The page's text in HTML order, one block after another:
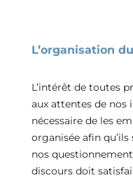
L’organisation
L’intérêt de toutes
aux attentes de nos
nécessaire de les
organisée afin
nos
discours doit